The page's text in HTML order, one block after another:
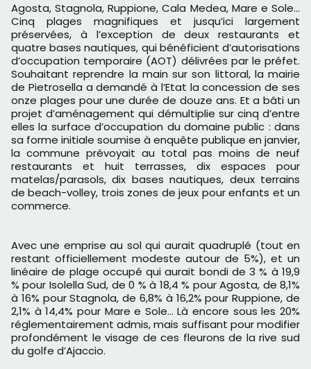
Agosta, Stagnola, Ruppione, Cala Medea, Mare e Sole…
Cinq plages magnifiques et jusqu’ici largement
préservées, à l’exception de deux restaurants et
quatre bases nautiques, qui bénéficient d’autorisations
d’occupation temporaire (AOT) délivrées par le préfet.
Souhaitant reprendre la main sur son littoral, la mairie
de Pietrosella a demandé à l’Etat la concession de ses
onze plages pour une durée de douze ans. Et a bâti un
projet d’aménagement qui démultiplie sur cinq d’entre
elles la surface d’occupation du domaine public : dans
sa forme initiale soumise à enquête publique en janvier,
la commune prévoyait au total pas moins de neuf
restaurants et huit terrasses, dix espaces pour
matelas/parasols, dix bases nautiques, deux terrains
de beach-volley, trois zones de jeux pour enfants et un
commerce.
Avec une emprise au sol qui aurait quadruplé (tout en
restant officiellement modeste autour de 5%), et un
linéaire de plage occupé qui aurait bondi de 3 % à 19,9
% pour Isolella Sud, de 0 % à 18,4 % pour Agosta, de 8,1%
à 16% pour Stagnola, de 6,8% à 16,2% pour Ruppione, de
2,1% à 14,4% pour Mare e Sole… Là encore sous les 20%
réglementairement admis, mais suffisant pour modifier
profondément le visage de ces fleurons de la rive sud
du golfe d’Ajaccio.